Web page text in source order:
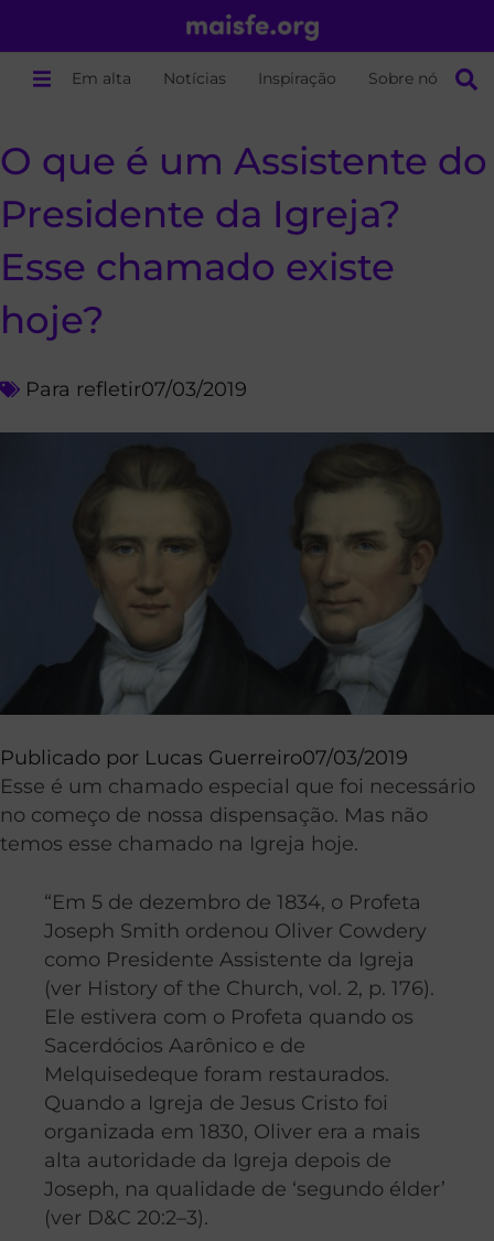
Em alta Notícias Inspiração Sobre nós
O que é um Assistente do
Presidente da Igreja?
Esse chamado existe
hoje?
Para refletir07/03/2019
Publicado por Lucas Guerreiro07/03/2019
Esse é um chamado especial que foi necessário
no começo de nossa dispensação. Mas não
temos esse chamado na Igreja hoje.
“Em 5 de dezembro de 1834, o Profeta
Joseph Smith ordenou Oliver Cowdery
como Presidente Assistente da Igreja
(ver History of the Church, vol. 2, p. 176).
Ele estivera com o Profeta quando os
Sacerdócios Aarônico e de
Melquisedeque foram restaurados.
Quando a Igreja de Jesus Cristo foi
organizada em 1830, Oliver era a mais
alta autoridade da Igreja depois de
Joseph, na qualidade de ‘segundo élder’
(ver D&C 20:2–3).